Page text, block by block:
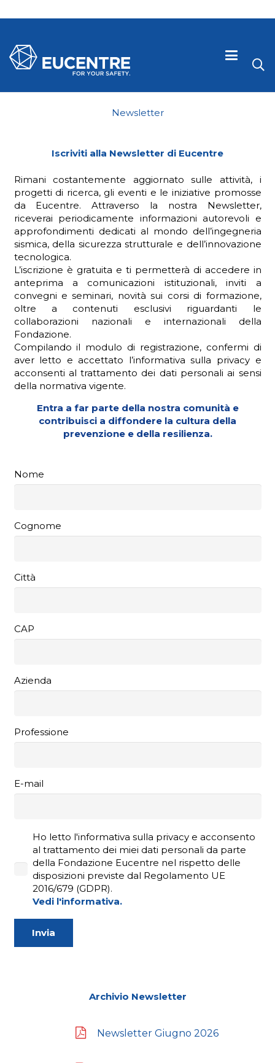
Newsletter
Iscriviti alla Newsletter di Eucentre
Rimani costantemente aggiornato sulle attività, i
progetti di ricerca, gli eventi e le iniziative promosse
da Eucentre. Attraverso la nostra Newsletter,
riceverai periodicamente informazioni autorevoli e
approfondimenti dedicati al mondo dell’ingegneria
sismica, della sicurezza strutturale e dell’innovazione
tecnologica.
L’iscrizione è gratuita e ti permetterà di accedere in
anteprima a comunicazioni istituzionali, inviti a
convegni e seminari, novità sui corsi di formazione,
oltre a contenuti esclusivi riguardanti le
collaborazioni nazionali e internazionali della
Fondazione.
Compilando il modulo di registrazione, confermi di
aver letto e accettato l’informativa sulla privacy e
acconsenti al trattamento dei dati personali ai sensi
della normativa vigente.
Entra a far parte della nostra comunità e
contribuisci a diffondere la cultura della
prevenzione e della resilienza.
Nome
Cognome
Città
CAP
Azienda
Professione
E-mail
Ho letto l'informativa sulla privacy e acconsento
al trattamento dei miei dati personali da parte
della Fondazione Eucentre nel rispetto delle
disposizioni previste dal Regolamento UE
2016/679 (GDPR).
Vedi l'informativa.
Archivio Newsletter
Newsletter Giugno 2026